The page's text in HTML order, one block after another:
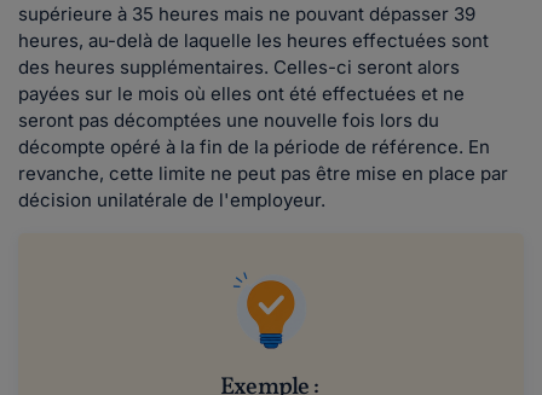
supérieure à 35 heures mais ne pouvant dépasser 39
heures, au-delà de laquelle les heures effectuées sont
des heures supplémentaires. Celles-ci seront alors
payées sur le mois où elles ont été effectuées et ne
seront pas décomptées une nouvelle fois lors du
décompte opéré à la fin de la période de référence. En
revanche, cette limite ne peut pas être mise en place par
décision unilatérale de l'employeur.
Exemple :